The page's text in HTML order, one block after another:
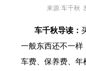
来源:车千秋
车千秋导读：
一般东西还不一样
车费、保养费、年